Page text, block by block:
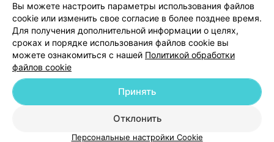
Обработка персональных данных
© 2026 ООО «Артокс Лаб», УНП 191700409
| 220012, Республика Беларусь,
Служба поддержки +375 291212755
Вы можете настроить параметры использования файлов
cookie или изменить свое согласие в более позднее время.
Для получения дополнительной информации о целях,
сроках и порядке использования файлов cookie вы
можете ознакомиться с нашей Политикой обработки
файлов cookie
Отклонить
Принять
Персональные настройки Cookie